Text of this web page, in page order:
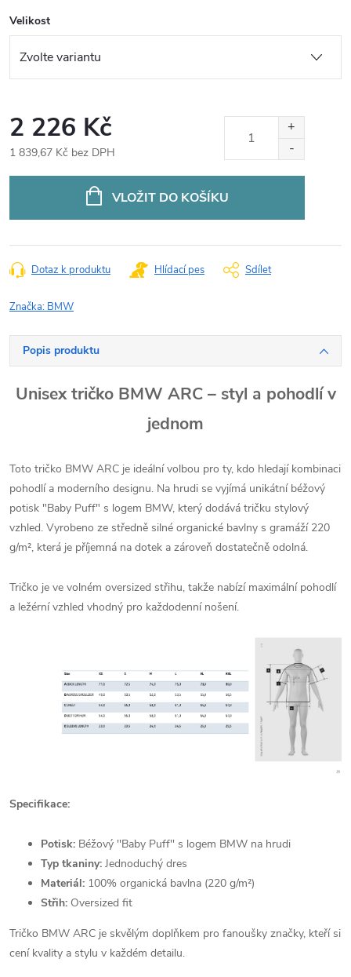
Velikost
2 226 Kč
1 839,67 Kč bez DPH
VLOŽIT DO KOŠÍKU
Dotaz k produktu Hlídací pes Sdílet
Značka: BMW
Popis produktu
Unisex tričko BMW ARC – styl a pohodlí v
jednom
Toto tričko BMW ARC je ideální volbou pro ty, kdo hledají kombinaci
pohodlí a moderního designu. Na hrudi se vyjímá unikátní béžový
potisk "Baby Puff" s logem BMW, který dodává tričku stylový
vzhled. Vyrobeno ze středně silné organické bavlny s gramáží 220
g/m², která je příjemná na dotek a zároveň dostatečně odolná.
Tričko je ve volném oversized střihu, takže nabízí maximální pohodlí
a ležérní vzhled vhodný pro každodenní nošení.
Specifikace:
Potisk: Béžový ''Baby Puff'' s logem BMW na hrudi
Typ tkaniny: Jednoduchý dres
Materiál: 100% organická bavlna (220 g/m²)
Střih: Oversized fit
Tričko BMW ARC je skvělým doplňkem pro fanoušky značky, kteří si
cení kvality a stylu v každém detailu.